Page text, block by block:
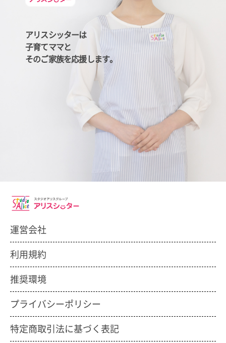
アリスシッターは
子育てママと
運営会社
利用規約
推奨環境
プライバシーポリシー
特定商取引法に基づく表記